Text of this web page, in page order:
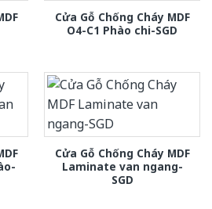
Cửa Gỗ Chống Cháy MDF
O4-C1 Phào chi-SGD
Cửa Gỗ Chống Cháy MDF
Laminate van ngang-
SGD